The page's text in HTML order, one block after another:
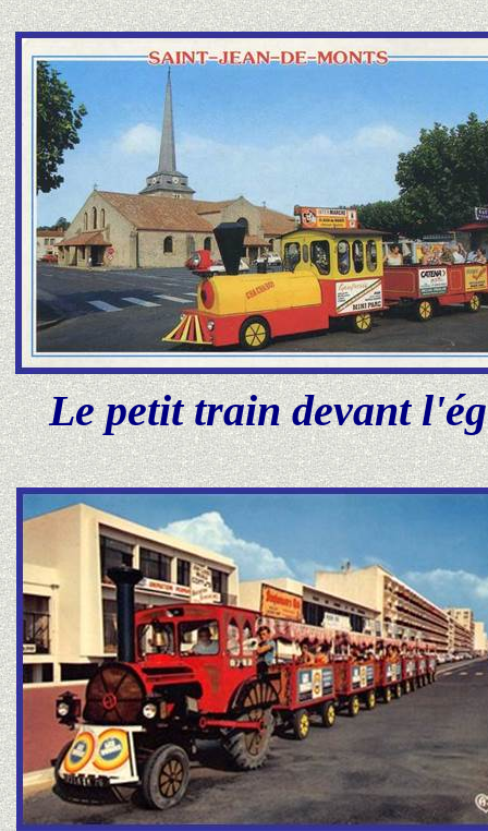
Le petit train devant